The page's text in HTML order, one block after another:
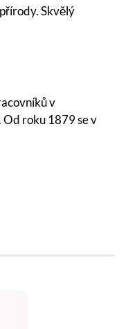
Skvělý
v
Od roku 1879 se v